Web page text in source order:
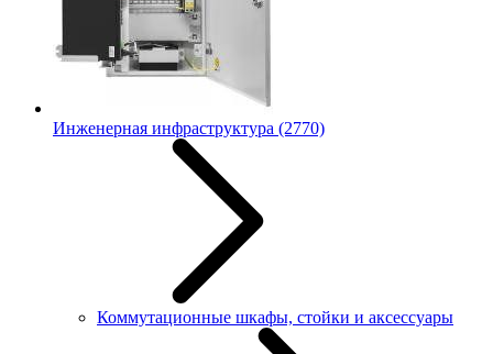
Инженерная инфраструктура (2770)
Коммутационные шкафы, стойки и аксессуары